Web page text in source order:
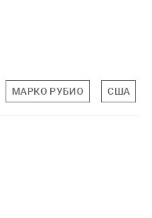
МАРКО РУБИО США